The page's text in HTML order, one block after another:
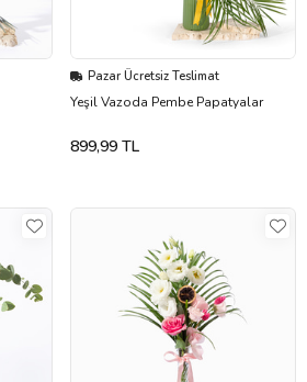
Pazar Ücretsiz Teslimat
Yeşil Vazoda Pembe Papatyalar
899,99 TL